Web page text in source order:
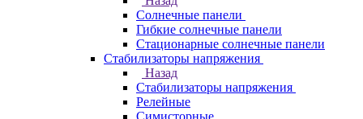
Солнечные панели
Гибкие солнечные панели
Стационарные солнечные панели
Стабилизаторы напряжения
Назад
Стабилизаторы напряжения
Релейные
Симисторные